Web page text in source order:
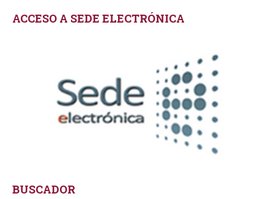
ACCESO A SEDE ELECTRÓNICA
BUSCADOR